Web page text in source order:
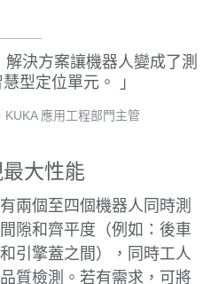
解決方案讓機器人變成了測
型定位單元。
應用工程部門主管
大性能
兩個至四個機器人同時測
隙和齊平度（例如：後車
引擎蓋之間），同時工人
質檢測。若有需求，可將